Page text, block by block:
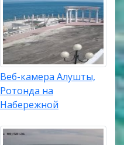
Веб-камера Алушты,
Ротонда на
Набережной